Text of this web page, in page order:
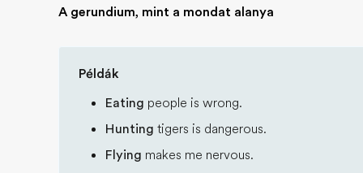
A gerundium, mint a mondat alanya
Példák
Eating people is wrong.
Hunting tigers is dangerous.
Flying makes me nervous.